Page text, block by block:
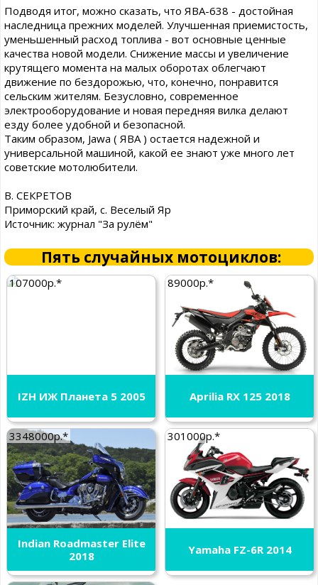
Подводя итог, можно сказать, что ЯВА-638 - достойная
наследница прежних моделей. Улучшенная приемистость,
уменьшенный расход топлива - вот основные ценные
качества новой модели. Снижение массы и увеличение
крутящего момента на малых оборотах облегчают
движение по бездорожью, что, конечно, понравится
сельским жителям. Безусловно, современное
электрооборудование и новая передняя вилка делают
езду более удобной и безопасной.
Таким образом, Jawa ( ЯВА ) остается надежной и
универсальной машиной, какой ее знают уже много лет
советские мотолюбители.
В. СЕКРЕТОВ
Приморский край, с. Веселый Яр
Источник: журнал "За рулём"
Пять случайных мотоциклов:
107000р.*
IZH ИЖ Планета 5 2005
89000р.*
Aprilia RX 125 2018
3348000р.*
Indian Roadmaster Elite
2018
301000р.*
Yamaha FZ-6R 2014